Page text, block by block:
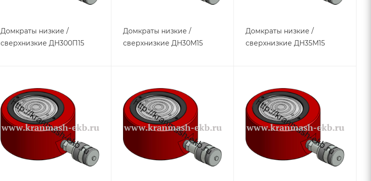
Домкраты низкие /
сверхнизкие ДН300П15
Домкраты низкие /
сверхнизкие ДН30М15
Домкраты низкие /
сверхнизкие ДН35М15